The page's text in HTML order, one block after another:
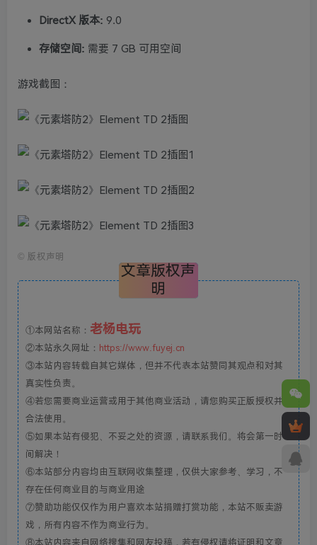
DirectX 版本: 9.0
存储空间: 需要 7 GB 可用空间
游戏截图：
© 版权声明
文章版权声
明
①本网站名称： 老杨电玩
②本站永久网址： https://www.fuyej.cn
③本站内容转载自其它媒体，但并不代表本站赞同其观点和对其
真实性负责。
④若您需要商业运营或用于其他商业活动，请您购买正版授权并
合法使用。
⑤如果本站有侵犯、不妥之处的资源，请联系我们。将会第一时
间解决！
⑥本站部分内容均由互联网收集整理，仅供大家参考、学习，不
存在任何商业目的与商业用途
⑦赞助功能仅仅作为用户喜欢本站捐赠打赏功能，本站不贩卖游
戏，所有内容不作为商业行为。
⑧本站内容来自网络搜集和网友投稿，若有侵权请将证明和文章